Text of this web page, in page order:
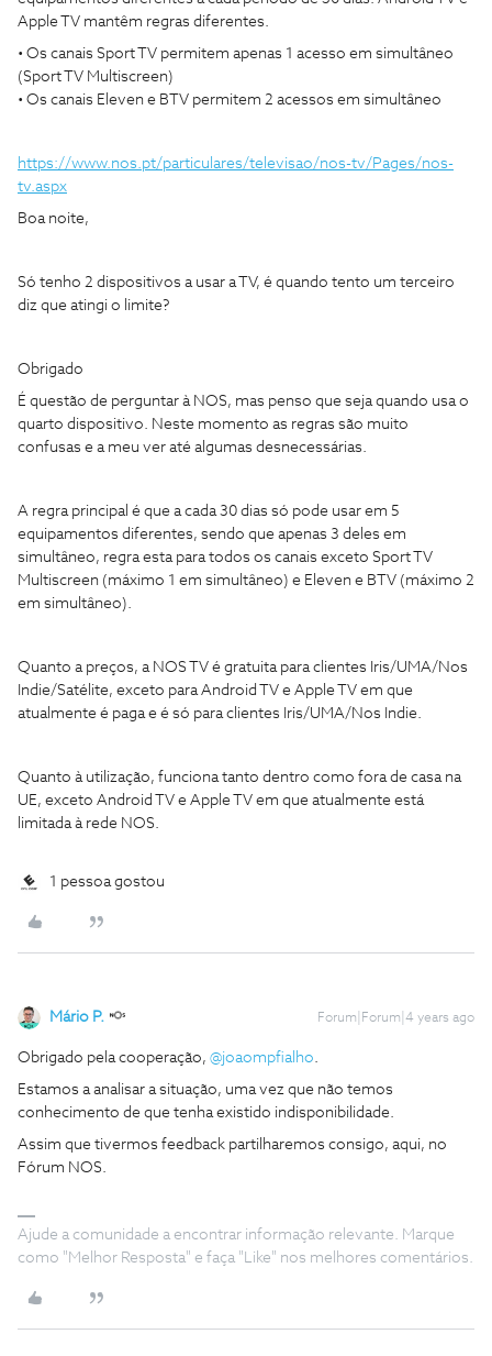
Apple TV mantêm regras diferentes.
• Os canais Sport TV permitem apenas 1 acesso em simultâneo
(Sport TV Multiscreen)
• Os canais Eleven e BTV permitem 2 acessos em simultâneo
https://www.nos.pt/particulares/televisao/nos-tv/Pages/nos-
tv.aspx
Boa noite,
Só tenho 2 dispositivos a usar a TV, é quando tento um terceiro
diz que atingi o limite?
Obrigado
É questão de perguntar à NOS, mas penso que seja quando usa o
quarto dispositivo. Neste momento as regras são muito
confusas e a meu ver até algumas desnecessárias.
A regra principal é que a cada 30 dias só pode usar em 5
equipamentos diferentes, sendo que apenas 3 deles em
simultâneo, regra esta para todos os canais exceto Sport TV
Multiscreen (máximo 1 em simultâneo) e Eleven e BTV (máximo 2
em simultâneo).
Quanto a preços, a NOS TV é gratuita para clientes Iris/UMA/Nos
Indie/Satélite, exceto para Android TV e Apple TV em que
atualmente é paga e é só para clientes Iris/UMA/Nos Indie.
Quanto à utilização, funciona tanto dentro como fora de casa na
UE, exceto Android TV e Apple TV em que atualmente está
limitada à rede NOS.
1 pessoa gostou
Mário P. Forum|Forum|4 years ago
Obrigado pela cooperação, @joaompfialho.
Estamos a analisar a situação, uma vez que não temos
conhecimento de que tenha existido indisponibilidade.
Assim que tivermos feedback partilharemos consigo, aqui, no
Fórum NOS.
Ajude a comunidade a encontrar informação relevante. Marque
como "Melhor Resposta" e faça "Like" nos melhores comentários.